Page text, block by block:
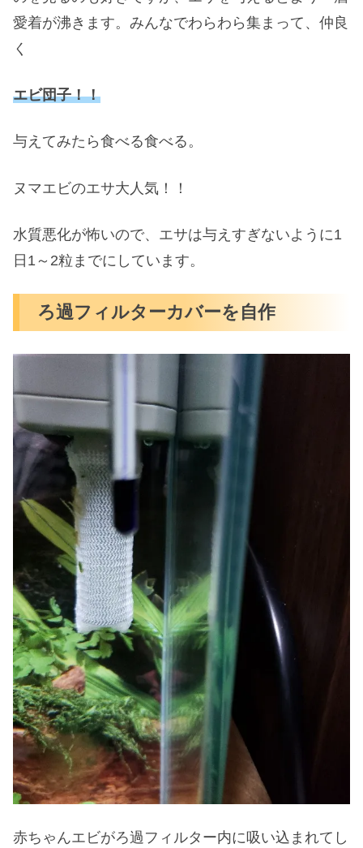
愛着が沸きます。みんなでわらわら集まって、仲良
く
エビ団子！！
与えてみたら食べる食べる。
ヌマエビのエサ大人気！！
水質悪化が怖いので、エサは与えすぎないように1
日1～2粒までにしています。
ろ過フィルターカバーを自作
赤ちゃんエビがろ過フィルター内に吸い込まれてし